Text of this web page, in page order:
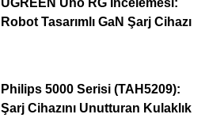
Robot Tasarımlı GaN Şarj Cihazı
Philips 5000 Serisi (TAH5209):
Şarj Cihazını Unutturan Kulaklık